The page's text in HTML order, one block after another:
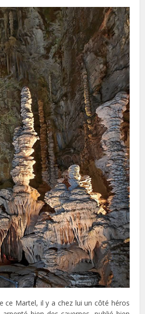
ce Martel, il y a chez lui un côté héros